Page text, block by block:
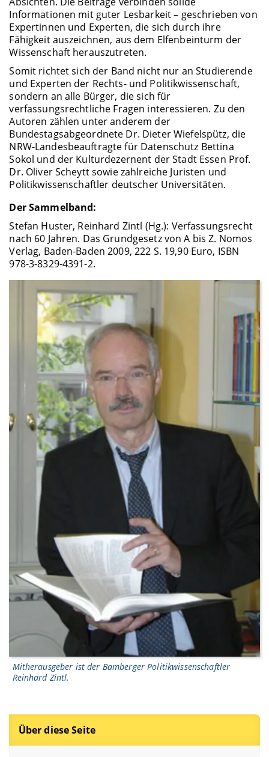
Über diese Seite
Mitherausgeber ist der Bamberger Politikwissenschaftler
Reinhard Zintl.
Informationen mit guter Lesbarkeit – geschrieben von
Expertinnen und Experten, die sich durch ihre
Fähigkeit auszeichnen, aus dem Elfenbeinturm der
Wissenschaft herauszutreten.
Somit richtet sich der Band nicht nur an Studierende
und Experten der Rechts- und Politikwissenschaft,
sondern an alle Bürger, die sich für
verfassungsrechtliche Fragen interessieren. Zu den
Autoren zählen unter anderem der
Bundestagsabgeordnete Dr. Dieter Wiefelspütz, die
NRW-Landesbeauftragte für Datenschutz Bettina
Sokol und der Kulturdezernent der Stadt Essen Prof.
Dr. Oliver Scheytt sowie zahlreiche Juristen und
Politikwissenschaftler deutscher Universitäten.
Der Sammelband:
Stefan Huster, Reinhard Zintl (Hg.): Verfassungsrecht
nach 60 Jahren. Das Grundgesetz von A bis Z. Nomos
Verlag, Baden-Baden 2009, 222 S. 19,90 Euro, ISBN
978-3-8329-4391-2.